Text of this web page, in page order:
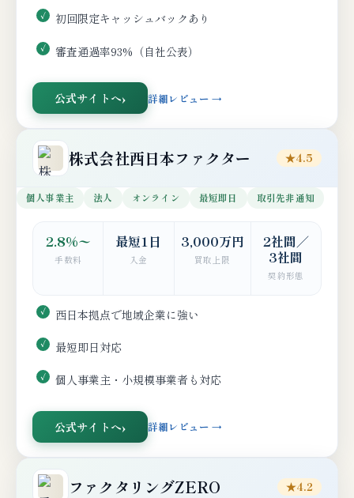
初回限定キャッシュバックあり
審査通過率93%（自社公表）
公式サイトへ 詳細レビュー →
株式会社西日本ファクター ★4.5
個人事業主 法人 オンライン 最短即日 取引先非通知
2.8%〜
手数料
最短1日
入金
3,000万円
買取上限
2社間／
3社間
契約形態
西日本拠点で地域企業に強い
最短即日対応
個人事業主・小規模事業者も対応
公式サイトへ 詳細レビュー →
ファクタリングZERO ★4.2